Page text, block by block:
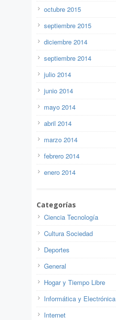
octubre 2015
septiembre 2015
diciembre 2014
septiembre 2014
julio 2014
junio 2014
mayo 2014
abril 2014
marzo 2014
febrero 2014
enero 2014
Categorías
Ciencia Tecnología
Cultura Sociedad
Deportes
General
Hogar y Tiempo Libre
Informática y Electrónica
Internet